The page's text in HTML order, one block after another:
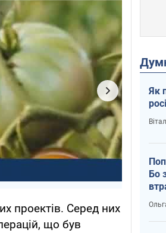
проектів. Серед них
що був
Як
Бо